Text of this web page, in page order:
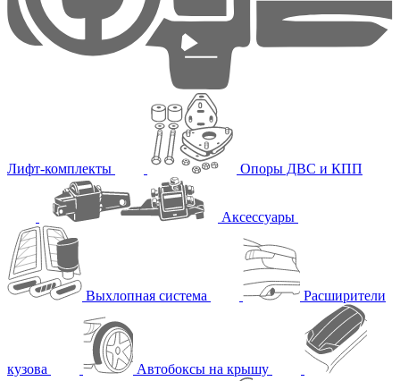
Лифт-комплекты Опоры ДВС и КПП
Аксессуары
Выхлопная система Расширители
кузова Автобоксы на крышу